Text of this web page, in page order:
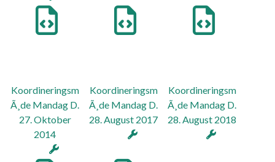
Koordineringsm
Ã¸de Mandag D.
27. Oktober
2014
Koordineringsm
Ã¸de Mandag D.
28. August 2017
Koordineringsm
Ã¸de Mandag D.
28. August 2018